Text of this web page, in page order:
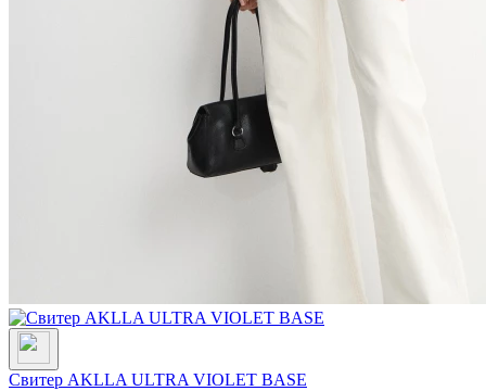
Свитер AKLLA ULTRA VIOLET BASE